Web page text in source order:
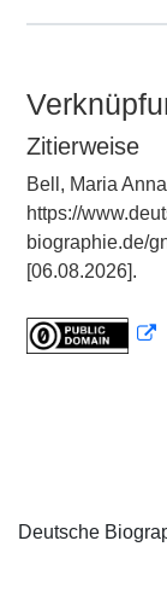
Zitierweise
Bell, Maria
https://
biographie.de/
[06.08.2026].
Deutsche